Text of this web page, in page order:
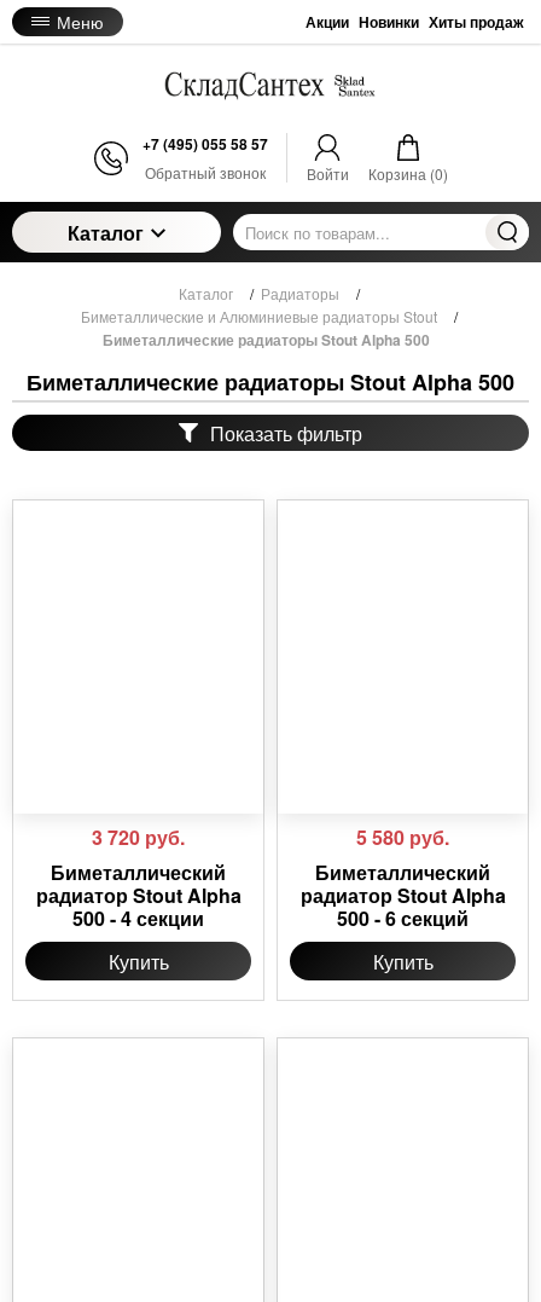
Меню Акции Новинки Хиты продаж
+7 (495) 055 58 57
Обратный звонок Войти Корзина (0)
Каталог
Каталог / Радиаторы
/
Биметаллические и Алюминиевые радиаторы Stout
/
Биметаллические радиаторы Stout Alpha 500
Биметаллические радиаторы Stout Alpha 500
Показать фильтр
3 720 руб.
Биметаллический
радиатор Stout Alpha
500 - 4 секции
Купить
5 580 руб.
Биметаллический
радиатор Stout Alpha
500 - 6 секций
Купить